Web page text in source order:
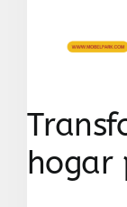
hogar